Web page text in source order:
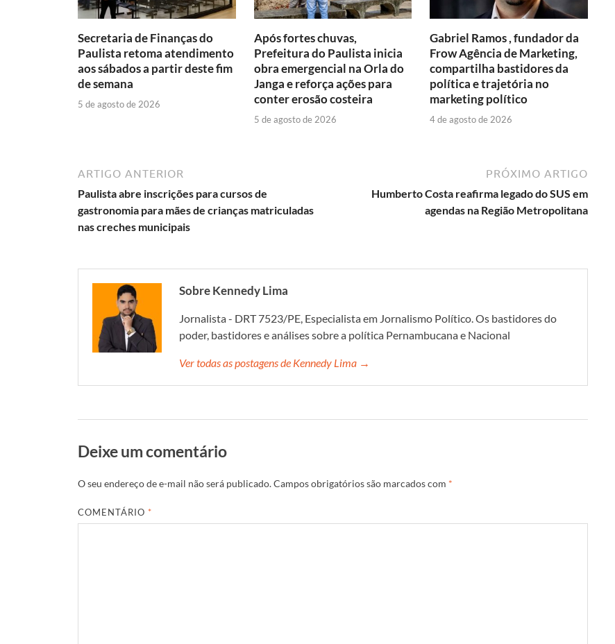
Secretaria de Finanças do
Paulista retoma atendimento
aos sábados a partir deste fim
de semana
5 de agosto de 2026
Após fortes chuvas,
Prefeitura do Paulista inicia
obra emergencial na Orla do
Janga e reforça ações para
conter erosão costeira
5 de agosto de 2026
Gabriel Ramos , fundador da
Frow Agência de Marketing,
compartilha bastidores da
política e trajetória no
marketing político
4 de agosto de 2026
ARTIGO ANTERIOR
Paulista abre inscrições para cursos de
gastronomia para mães de crianças matriculadas
nas creches municipais
PRÓXIMO ARTIGO
Humberto Costa reafirma legado do SUS em
agendas na Região Metropolitana
Sobre Kennedy Lima
Jornalista - DRT 7523/PE, Especialista em Jornalismo Político. Os bastidores do
poder, bastidores e análises sobre a política Pernambucana e Nacional
Ver todas as postagens de Kennedy Lima →
Deixe um comentário
O seu endereço de e-mail não será publicado.Campos obrigatórios são marcados com *
COMENTÁRIO*